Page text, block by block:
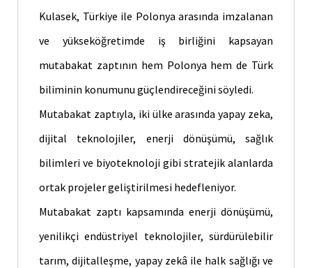
Kulasek, Türkiye ile Polonya arasında imzalanan
ve yükseköğretimde iş birliğini kapsayan
mutabakat zaptının hem Polonya hem de Türk
biliminin konumunu güçlendireceğini söyledi.
Mutabakat zaptıyla, iki ülke arasında yapay zeka,
dijital teknolojiler, enerji dönüşümü, sağlık
bilimleri ve biyoteknoloji gibi stratejik alanlarda
ortak projeler geliştirilmesi hedefleniyor.
Mutabakat zaptı kapsamında enerji dönüşümü,
yenilikçi endüstriyel teknolojiler, sürdürülebilir
tarım, dijitalleşme, yapay zekâ ile halk sağlığı ve